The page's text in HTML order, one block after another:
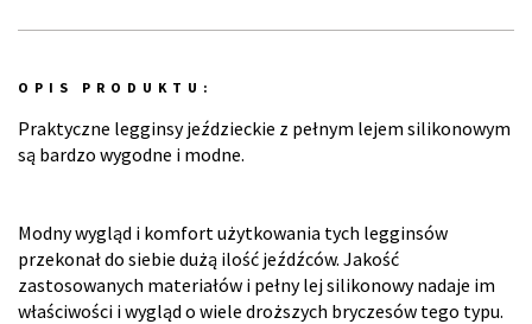
OPIS PRODUKTU:
Praktyczne legginsy jeździeckie z pełnym lejem silikonowym
są bardzo wygodne i modne.
Modny wygląd i komfort użytkowania tych legginsów
przekonał do siebie dużą ilość jeźdźców. Jakość
zastosowanych materiałów i pełny lej silikonowy nadaje im
właściwości i wygląd o wiele droższych bryczesów tego typu.